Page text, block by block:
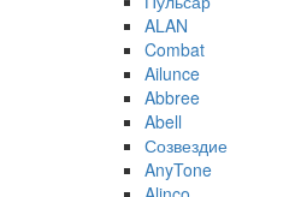
ALAN
Combat
Ailunce
Abbree
Abell
Созвездие
AnyTone